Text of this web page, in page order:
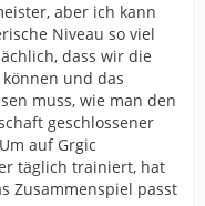
aber ich kann
Niveau so viel
dass wir die
und das
muss, wie man den
geschlossener
auf Grgic
täglich trainiert, hat
Zusammenspiel passt